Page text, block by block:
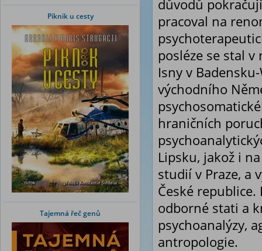
Piknik u cesty
Tajemná řeč genů
důvodů
pracoval na
posléze se stal
Isny v
východního
hraničních
Lipsku, jakož i
studií v Praze, a
České
odborné stati a
psychoanalýzy,
antropologie.